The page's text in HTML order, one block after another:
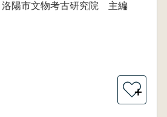
洛陽市文物考古研究院 主編
＋